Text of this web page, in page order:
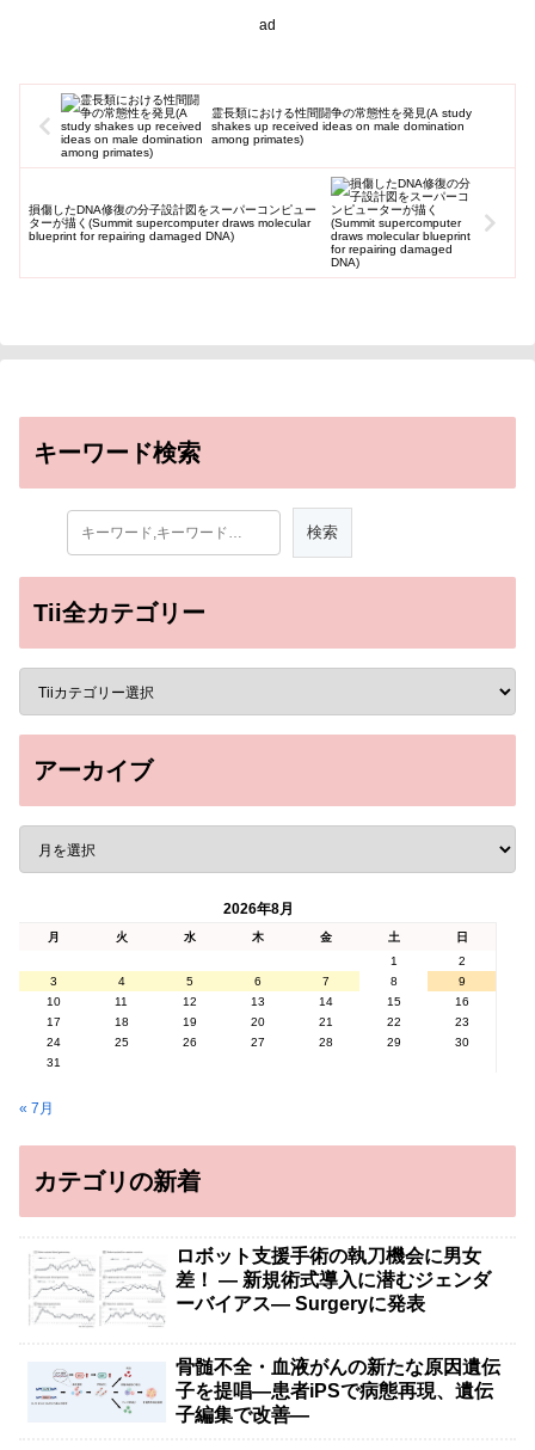
っている...
ad
霊長類における性間闘争の常態性を発見(A study
shakes up received ideas on male domination
among primates)
損傷したDNA修復の分子設計図をスーパーコンピュー
ターが描く(Summit supercomputer draws molecular
blueprint for repairing damaged DNA)
キーワード検索
Tii全カテゴリー
アーカイブ
2026年8月
月 火 水 木 金 土
日
1
2
3
4 5 6 7 8
9
10
11 12 13 14 15
16
17
18 19 20 21 22
23
24
25 26 27 28 29
30
31
« 7月
カテゴリの新着
ロボット支援手術の執刀機会に男女
差！ — 新規術式導入に潜むジェンダ
ーバイアス— Surgeryに発表
骨髄不全・血液がんの新たな原因遺伝
子を提唱―患者iPSで病態再現、遺伝
子編集で改善―